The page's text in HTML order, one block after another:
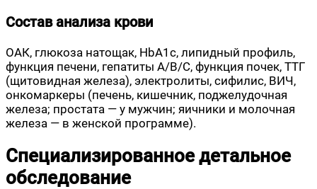
Состав анализа крови
ОАК, глю­ко­за нато­щак, HbA1c, липид­ный про­филь,
функ­ция пече­ни, гепа­ти­ты А/В/С, функ­ция почек, ТТГ
(щито­вид­ная желе­за), элек­тро­ли­ты, сифи­лис, ВИЧ,
онко­мар­ке­ры (печень, кишеч­ник, под­же­лу­доч­ная
желе­за; про­ста­та — у муж­чин; яич­ни­ки и молоч­ная
желе­за — в жен­ской программе).
Специализированное детальное
обследование